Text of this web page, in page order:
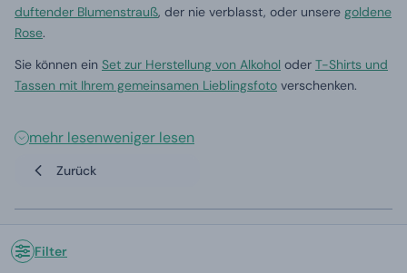
duftender Blumenstrauß, der nie verblasst, oder unsere goldene
Rose.
Sie können ein Set zur Herstellung von Alkohol oder T-Shirts und
Tassen mit Ihrem gemeinsamen Lieblingsfoto verschenken.
mehr lesenweniger lesen
Zurück
Filter